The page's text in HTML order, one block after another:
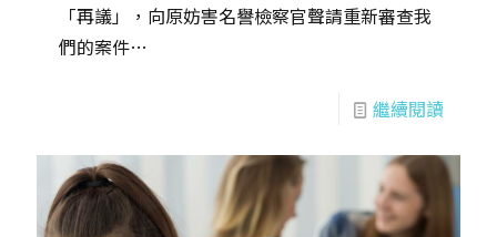
「再議」，向原妨害名譽檢察官聲請重新審查我
們的案件…
繼續閱讀